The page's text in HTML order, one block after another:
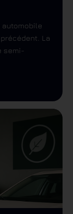
La
semi-